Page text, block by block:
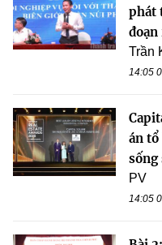
phát
Trần
14:05
án tổ
sống
PV
14:05